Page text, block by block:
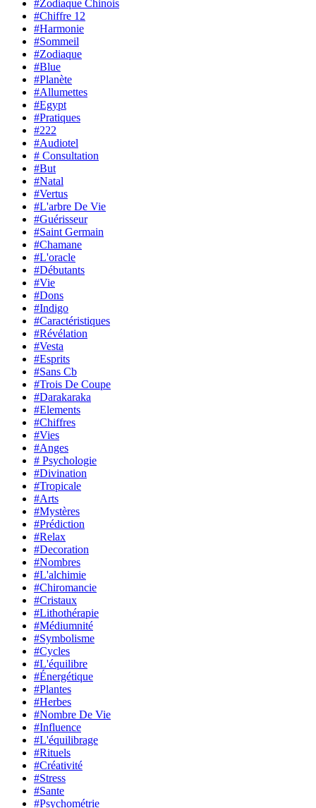
#Zodiaque Chinois
#Chiffre 12
#Harmonie
#Sommeil
#Zodiaque
#Blue
#Planète
#Allumettes
#Egypt
#Pratiques
#222
#Audiotel
# Consultation
#But
#Natal
#Vertus
#L'arbre De Vie
#Guérisseur
#Saint Germain
#Chamane
#L'oracle
#Débutants
#Vie
#Dons
#Indigo
#Caractéristiques
#Révélation
#Vesta
#Esprits
#Sans Cb
#Trois De Coupe
#Darakaraka
#Elements
#Chiffres
#Vies
#Anges
# Psychologie
#Divination
#Tropicale
#Arts
#Mystères
#Prédiction
#Relax
#Decoration
#Nombres
#L'alchimie
#Chiromancie
#Cristaux
#Lithothérapie
#Médiumnité
#Symbolisme
#Cycles
#L'équilibre
#Énergétique
#Plantes
#Herbes
#Nombre De Vie
#Influence
#L'équilibrage
#Rituels
#Créativité
#Stress
#Sante
#Psychométrie